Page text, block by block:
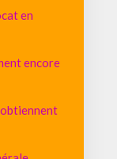
en
encore